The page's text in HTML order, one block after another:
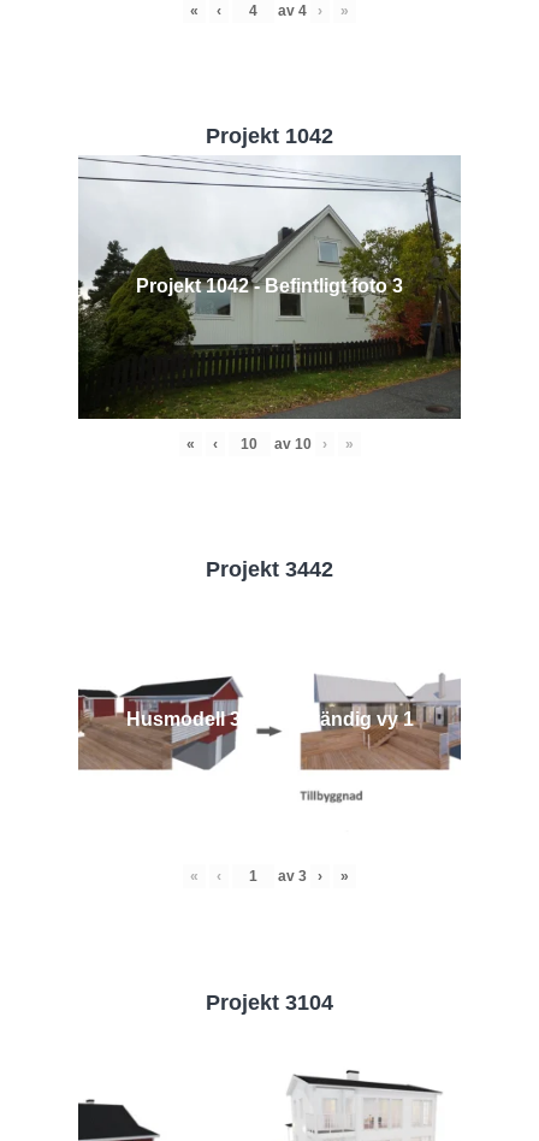
« ‹ av 4 › »
Projekt 1042
Projekt 1042 - Befintligt foto 3
« ‹ av 10 › »
Projekt 3442
Husmodell 3442 - Utvändig vy 1
« ‹ av 3 › »
Projekt 3104